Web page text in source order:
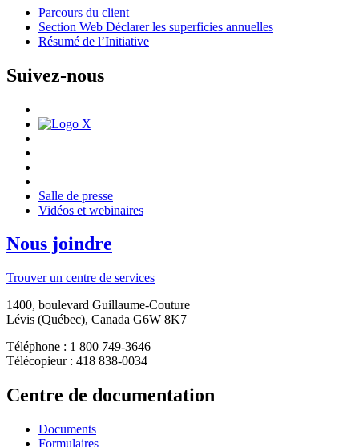
Parcours du client
Section Web Déclarer les superficies annuelles
Résumé de l’Initiative
Suivez-nous
Salle de presse
Vidéos et webinaires
Nous joindre
Trouver un centre de services
1400, boulevard Guillaume-Couture
Lévis (Québec), Canada G6W 8K7
Téléphone : 1 800 749-3646
Télécopieur : 418 838-0034
Centre de documentation
Documents
Formulaires